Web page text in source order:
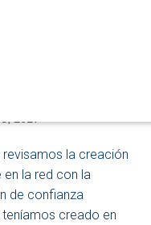
la creación
en la red con la
de confianza
creado en